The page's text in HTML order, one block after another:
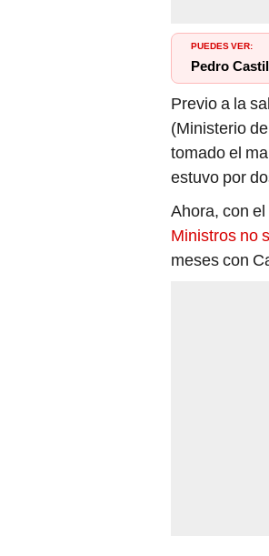
PUEDES VER:
Pedro
Previo a la
(Ministerio
tomado el
estuvo por
Ahora, con
Ministros no
meses con